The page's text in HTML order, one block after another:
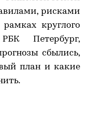
рисками
круглого
Петербург,
сбылись,
план и какие